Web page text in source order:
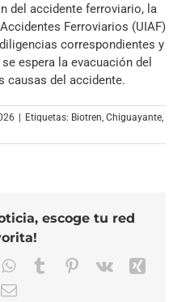
del accidente ferroviario, la
Ferroviarios (UIAF)
correspondientes y
espera la evacuación del
causas del accidente.
| Etiquetas: Biotren Chiguayante
escoge tu red
WhatsApp
TumblrPinterest
Vk
Xing
Correo